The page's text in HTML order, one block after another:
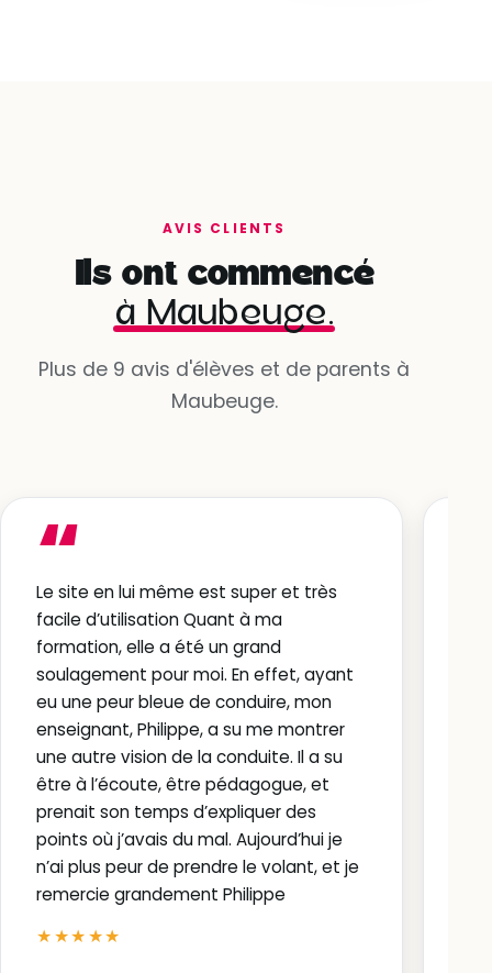
AVIS CLIENTS
Ils ont commencé
à Maubeuge.
Plus de 9 avis d'élèves et de parents à
Maubeuge.
“
Le site en lui même est super et très
facile d’utilisation Quant à ma
formation, elle a été un grand
soulagement pour moi. En effet, ayant
eu une peur bleue de conduire, mon
enseignant, Philippe, a su me montrer
une autre vision de la conduite. Il a su
être à l’écoute, être pédagogue, et
prenait son temps d’expliquer des
points où j’avais du mal. Aujourd’hui je
n’ai plus peur de prendre le volant, et je
remercie grandement Philippe
★★★★★